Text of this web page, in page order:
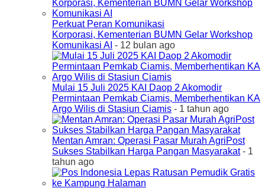
Perkuat Peran Komunikasi
Korporasi, Kementerian BUMN Gelar Workshop
Komunikasi AI - 12 bulan ago
Mulai 15 Juli 2025 KAI Daop 2 Akomodir
Permintaan Pemkab Ciamis, Memberhentikan KA
Argo Wilis di Stasiun Ciamis - 1 tahun ago
Mentan Amran: Operasi Pasar Murah AgriPost
Sukses Stabilkan Harga Pangan Masyarakat- 1
tahun ago